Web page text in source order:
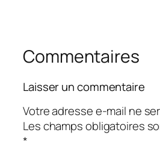
Commentaires
Laisser un commentaire
Votre adresse e-mail ne
Les champs obligatoires
*